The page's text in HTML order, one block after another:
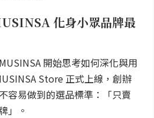
化身小眾品牌最
開始思考如何深化與用
Store 正式上線，創辦
容易做到的選品標準：「只賣
」。